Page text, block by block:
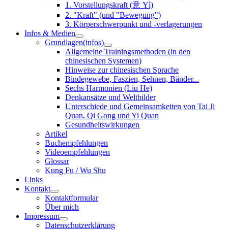
1. Vorstellungskraft (意 Yì)
2. "Kraft" (und "Bewegung")
3. Körperschwerpunkt und -verlagerungen
Infos & Medien
Grundlagen(infos)
Allgemeine Trainingsmethoden (in den
chinesischen Systemen)
Hinweise zur chinesischen Sprache
Bindegewebe, Faszien, Sehnen, Bänder...
Sechs Harmonien (Liu He)
Denkansätze und Weltbilder
Unterschiede und Gemeinsamkeiten von Tai Ji
Quan, Qi Gong und Yi Quan
Gesundheitswirkungen
Artikel
Buchempfehlungen
Videoempfehlungen
Glossar
Kung Fu / Wu Shu
Links
Kontakt
Kontaktformular
Über mich
Impressum
Datenschutzerklärung